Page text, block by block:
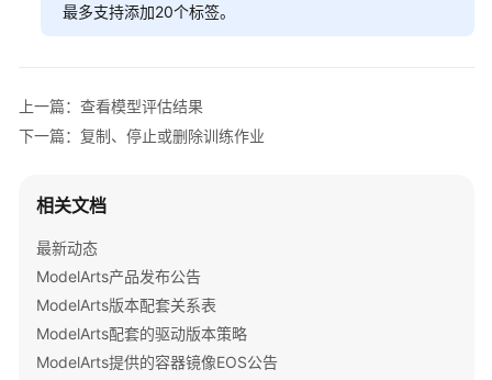
门
据
准
模
型
开
发
模
型
最多支持添加20个标签。
上一篇：查看模型评估结果
下一篇：复制、停止或删除训练作业
相关文档
最新动态
ModelArts产品发布公告
ModelArts版本配套关系表
ModelArts配套的驱动版本策略
ModelArts提供的容器镜像EOS公告